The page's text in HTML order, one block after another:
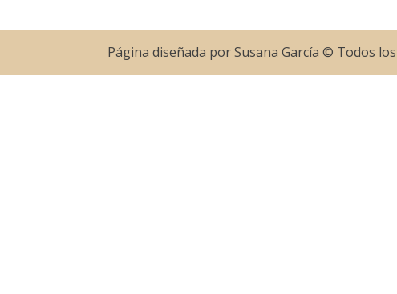
Página diseñada por Susana García © Todos